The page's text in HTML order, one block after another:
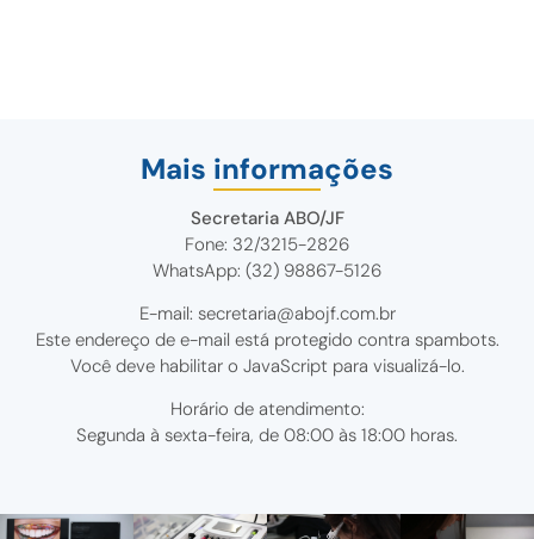
Mais informações
Secretaria ABO/JF
Fone: 32/3215-2826
WhatsApp: (32) 98867-5126
E-mail: secretaria@abojf.com.br
Este endereço de e-mail está protegido contra spambots.
Você deve habilitar o JavaScript para visualizá-lo.
Horário de atendimento:
Segunda à sexta-feira, de 08:00 às 18:00 horas.